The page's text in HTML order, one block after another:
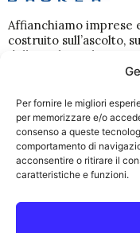
Per fornire le migliori
per memorizzare e/o
consenso a queste
comportamento di
acconsentire o ritirare il
caratteristiche e funzioni.
Affianchiamo
costruito sull’ascolto,
delle scelte nel
gestione dei sinistri,
continuità.
Dati Societari
Link Utili